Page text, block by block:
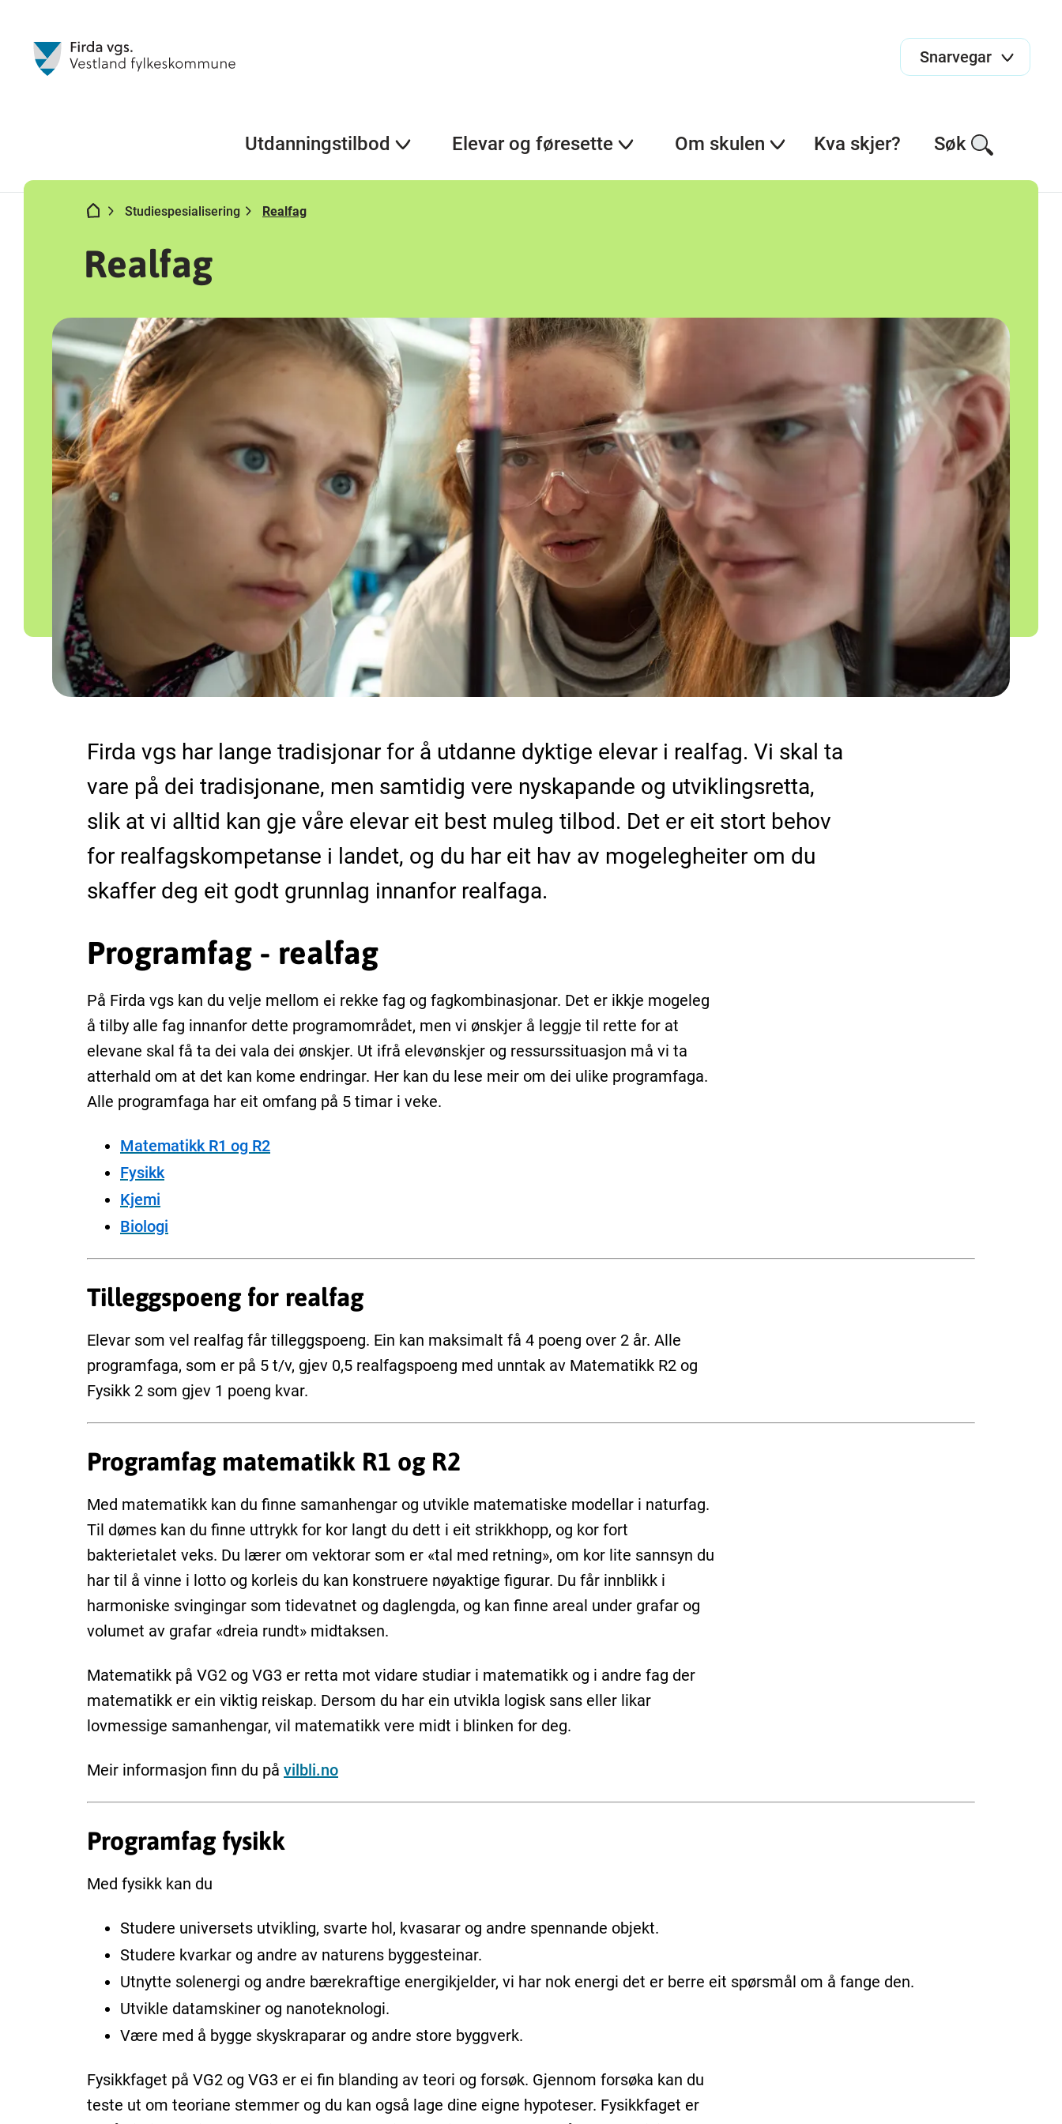
Snarvegar
Utdanningstilbod Elevar og føresette Om skulen Kva skjer? Søk
Studiespesialisering Realfag
Realfag
Firda vgs har lange tradisjonar for å utdanne dyktige elevar i realfag. Vi skal ta
vare på dei tradisjonane, men samtidig vere nyskapande og utviklingsretta,
slik at vi alltid kan gje våre elevar eit best muleg tilbod. Det er eit stort behov
for realfagskompetanse i landet, og du har eit hav av mogelegheiter om du
skaffer deg eit godt grunnlag innanfor realfaga.
Programfag - realfag
På Firda vgs kan du velje mellom ei rekke fag og fagkombinasjonar. Det er ikkje mogeleg
å tilby alle fag innanfor dette programområdet, men vi ønskjer å leggje til rette for at
elevane skal få ta dei vala dei ønskjer. Ut ifrå elevønskjer og ressurssituasjon må vi ta
atterhald om at det kan kome endringar. Her kan du lese meir om dei ulike programfaga.
Alle programfaga har eit omfang på 5 timar i veke.
Matematikk R1 og R2
Fysikk
Kjemi
Biologi
Tilleggspoeng for realfag
Elevar som vel realfag får tilleggspoeng. Ein kan maksimalt få 4 poeng over 2 år. Alle
programfaga, som er på 5 t/v, gjev 0,5 realfagspoeng med unntak av Matematikk R2 og
Fysikk 2 som gjev 1 poeng kvar.
Programfag matematikk R1 og R2
Med matematikk kan du finne samanhengar og utvikle matematiske modellar i naturfag.
Til dømes kan du finne uttrykk for kor langt du dett i eit strikkhopp, og kor fort
bakterietalet veks. Du lærer om vektorar som er «tal med retning», om kor lite sannsyn du
har til å vinne i lotto og korleis du kan konstruere nøyaktige figurar. Du får innblikk i
harmoniske svingingar som tidevatnet og daglengda, og kan finne areal under grafar og
volumet av grafar «dreia rundt» midtaksen.
Matematikk på VG2 og VG3 er retta mot vidare studiar i matematikk og i andre fag der
matematikk er ein viktig reiskap. Dersom du har ein utvikla logisk sans eller likar
lovmessige samanhengar, vil matematikk vere midt i blinken for deg.
Meir informasjon finn du på vilbli.no
Programfag fysikk
Med fysikk kan du
Studere universets utvikling, svarte hol, kvasarar og andre spennande objekt.
Studere kvarkar og andre av naturens byggesteinar.
Utnytte solenergi og andre bærekraftige energikjelder, vi har nok energi det er berre eit spørsmål om å fange den.
Utvikle datamskiner og nanoteknologi.
Være med å bygge skyskraparar og andre store byggverk.
Fysikkfaget på VG2 og VG3 er ei fin blanding av teori og forsøk. Gjennom forsøka kan du
teste ut om teoriane stemmer og du kan også lage dine eigne hypoteser. Fysikkfaget er